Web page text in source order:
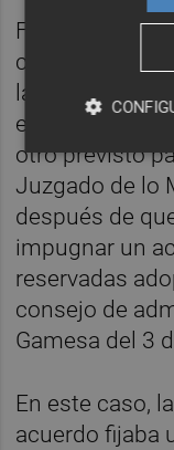
Finalmente, se
celebre el
la mañana.
enfrente a
otro previsto
Juzgado de lo
después de
impugnar un
reservadas
consejo de
Gamesa del 3
En este caso,
acuerdo fijaba